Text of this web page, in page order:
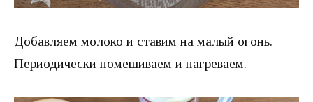
Добавляем молоко и ставим на малый огонь.
Периодически помешиваем и нагреваем.